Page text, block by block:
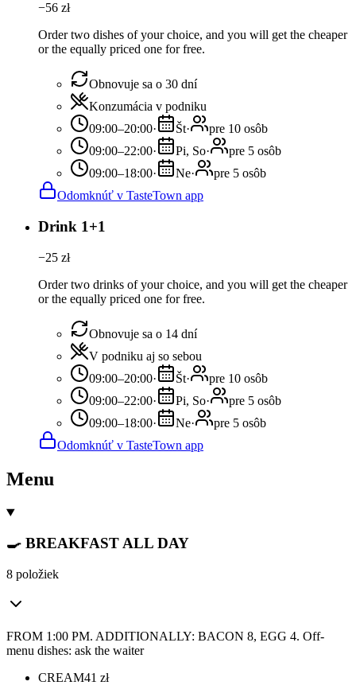
−56 zł
Order two dishes of your choice, and you will get the cheaper
or the equally priced one for free.
Obnovuje sa o 30 dní
Konzumácia v podniku
09:00–20:00· Št·
pre 10 osôb
09:00–22:00· Pi, So·
pre 5 osôb
09:00–18:00· Ne·
pre 5 osôb
Odomknúť v TasteTown app
Drink 1+1
−25 zł
Order two drinks of your choice, and you will get the cheaper
or the equally priced one for free.
Obnovuje sa o 14 dní
V podniku aj so sebou
09:00–20:00· Št·
pre 10 osôb
09:00–22:00· Pi, So·
pre 5 osôb
09:00–18:00· Ne·
pre 5 osôb
Odomknúť v TasteTown app
Menu
🍳 BREAKFAST ALL DAY
8 položiek
FROM 1:00 PM. ADDITIONALLY: BACON 8, EGG 4. Off-
menu dishes: ask the waiter
CREAM41 zł